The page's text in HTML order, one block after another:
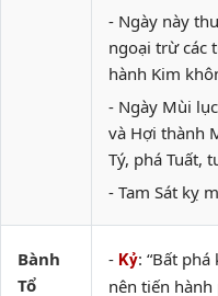
- Ngày này
ngoại trừ các
hành Kim
- Ngày Mùi
và Hợi thành
Tý, phá Tuất,
- Tam Sát kỵ
Bành
Tổ
- Kỷ: “Bất
nên tiến hành